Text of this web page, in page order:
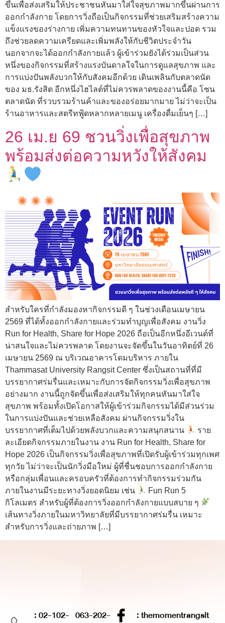
ขึ้นเพื่อส่งเสริมให้ประชาชนหันมาใส่ใจสุขภาพมากขึ้นผ่านการ
ออกกำลังกาย โดยการวิ่งถือเป็นกิจกรรมที่ช่วยเสริมสร้างความ
แข็งแรงของร่างกาย เพิ่มความทนทานของหัวใจและปอด รวม
ถึงช่วยลดความเครียดและเพิ่มพลังให้กับชีวิตประจำวัน
นอกจากจะได้ออกกำลังกายแล้ว ผู้เข้าร่วมยังได้ร่วมเป็นส่วน
หนึ่งของกิจกรรมที่สร้างแรงบันดาลใจในการดูแลสุขภาพ และ
การแบ่งปันพลังบวกให้กับสังคมอีกด้วย เดินเพลินกับตลาดนัด
ของ มธ.รังสิต อีกหนึ่งไฮไลต์ที่ไม่ควรพลาดของงานนี้คือ โซน
ตลาดนัด ที่รวบรวมร้านค้าและของอร่อยมากมาย ไม่ว่าจะเป็น
ร้านอาหารและสตรีทฟู้ดหลากหลายเมนู เครื่องดื่มเย็นๆ […]
26 เม.ย 69 ชวนวิ่งเพื่อสุขภาพ
พร้อมส่งต่อความหวังให้สังคม
สำหรับใครที่กำลังมองหากิจกรรมดี ๆ ในช่วงเดือนเมษายน
2569 ที่ได้ทั้งออกกำลังกายและร่วมทำบุญเพื่อสังคม งานวิ่ง
Run for Health, Share for Hope 2026 ถือเป็นอีกหนึ่งอีเวนต์ที่
น่าสนใจและไม่ควรพลาด โดยงานจะจัดขึ้นในวันอาทิตย์ที่ 26
เมษายน 2569 ณ บริเวณอาคารโดมบริหาร ภายใน
Thammasat University Rangsit Center ซึ่งเป็นสถานที่ที่มี
บรรยากาศร่มรื่นและเหมาะกับการจัดกิจกรรมวิ่งเพื่อสุขภาพ
อย่างมาก งานนี้ถูกจัดขึ้นเพื่อส่งเสริมให้ทุกคนหันมาใส่ใจ
สุขภาพ พร้อมทั้งเปิดโอกาสให้ผู้เข้าร่วมกิจกรรมได้มีส่วนร่วม
ในการแบ่งปันและช่วยเหลือสังคม ผ่านกิจกรรมวิ่งใน
บรรยากาศที่เต็มไปด้วยพลังบวกและความสนุกสนาน
ราย
ละเอียดกิจกรรมภายในงาน งาน Run for Health, Share for
Hope 2026 เป็นกิจกรรมวิ่งเพื่อสุขภาพที่เปิดรับผู้เข้าร่วมทุกเพศ
ทุกวัย ไม่ว่าจะเป็นนักวิ่งมือใหม่ ผู้ที่ชื่นชอบการออกกำลังกาย
หรือกลุ่มเพื่อนและครอบครัวที่ต้องการทำกิจกรรมร่วมกัน
ภายในงานมีระยะทางวิ่งยอดนิยม เช่น
Fun Run 5
กิโลเมตร สำหรับผู้ที่ต้องการวิ่งออกกำลังกายแบบสบาย ๆ
เส้นทางวิ่งภายในมหาวิทยาลัยที่มีบรรยากาศร่มรื่น เหมาะ
สำหรับการวิ่งและถ่ายภาพ […]
: 02-102- 063-202-
: themomentrangsit